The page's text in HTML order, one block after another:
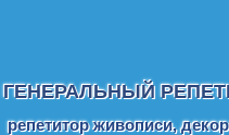
ГЕНЕРАЛЬНЫЙ
репетитор живописи,